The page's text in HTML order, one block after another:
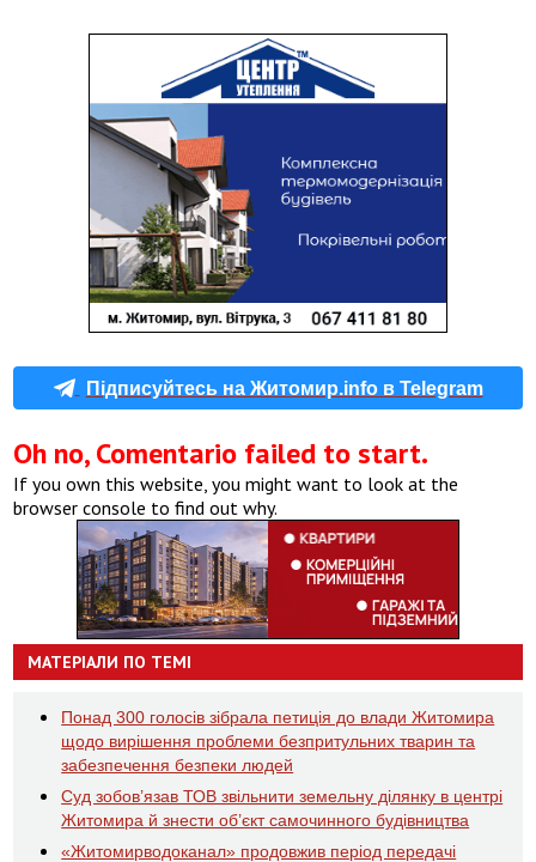
Підписуйтесь на Житомир.info в Telegram
Oh no, Comentario failed to start.
If you own this website, you might want to look at the
browser console to find out why.
МАТЕРІАЛИ ПО ТЕМІ
Понад 300 голосів зібрала петиція до влади Житомира
щодо вирішення проблеми безпритульних тварин та
забезпечення безпеки людей
Суд зобов’язав ТОВ звільнити земельну ділянку в центрі
Житомира й знести об’єкт самочинного будівництва
«Житомирводоканал» продовжив період передачі